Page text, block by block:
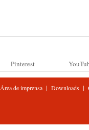
Pinterest
Área de imprensa| Downloads|